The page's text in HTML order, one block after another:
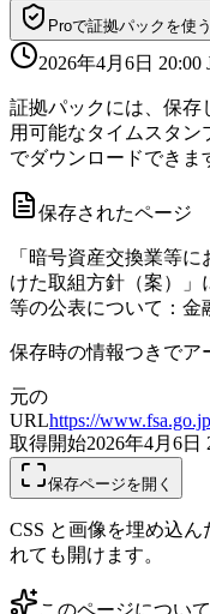
Proで証拠パックを使う
2026年4月6日 20:00
証拠パックには、保存
用可能なタイムスタン
でダウンロードできま
保存されたページ
「暗号資産交換業等
けた取組方針（案）
等の公表について：金
保存時の情報つきでア
元の
URLhttps://
取得開始2026年4月6日
保存ページを開く
CSS と画像を埋め込
れても開けます。
このページについて